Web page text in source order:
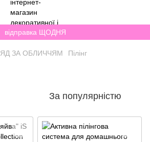
відправка ЩОДНЯ
ЗА ОБЛИЧЧЯМ Пілінг
За популярністю